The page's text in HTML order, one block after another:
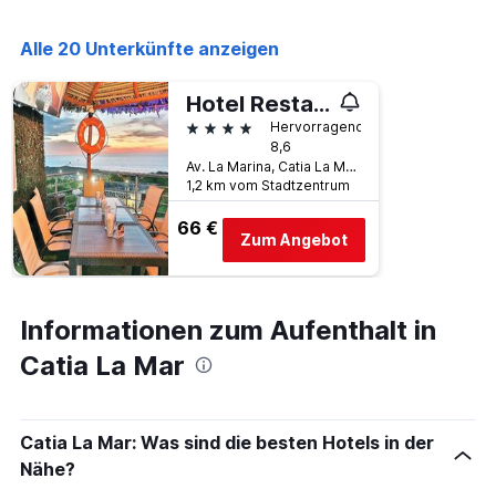
Alle 20 Unterkünfte anzeigen
Hotel Restaurante Alto Mar C.A.
4 Sterne
Hervorragend
8,6
Av. La Marina, Catia La Mar, Venezuela
1,2 km vom Stadtzentrum
66 €
Zum Angebot
Informationen zum Aufenthalt in
Catia La Mar
Catia La Mar: Was sind die besten Hotels in der
Nähe?